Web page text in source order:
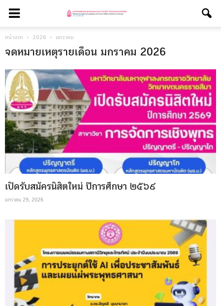
หน้าแรก 2026 มกราคม
จดหมายเหตุรายเดือน มกราคม 2026
เปิดรับสมัครนิสิตใหม่ ปีการศึกษา ๒๕๖๙
มกราคม 29, 2026